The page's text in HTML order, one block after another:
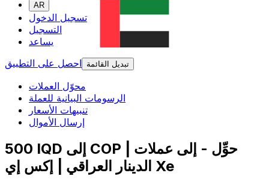
AR
تسجيل الدخول
التسجيل
يساعد
احصل على التطبيق
تبديل القائمة
محوّل العملات
الرسومات البيانية للعملة
تنبيهات الأسعار
إرسال الأموال
500 IQD إلى COP | حوِّل - إلى عملات
الدينار العراقي | إكس إي Xe